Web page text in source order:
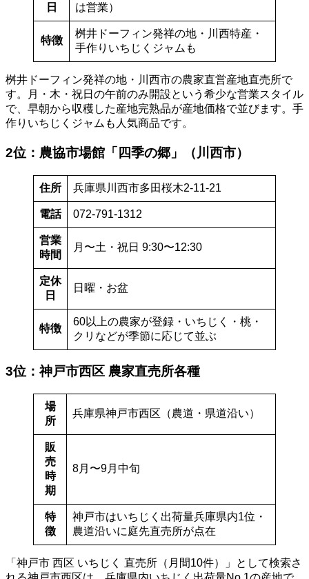
日
は営業）
特徴
桝井ドーフィン発祥の地・川西特産・
手作りいちじくジャムも
桝井ドーフィン発祥の地・川西市の農家直営産地直売所で
す。月・木・祝日の午前のみ開設という希少な営業スタイル
で、早朝から収穫した産地完熟品が産地価格で並びます。手
作りいちじくジャムも人気商品です。
2位：農協市場館「四季の郷」（川西市）
住所 兵庫県川西市多田桜木2-11-21
電話 072-791-1312
営業
時間
月〜土・祝日 9:30〜12:30
定休
日
日曜・お盆
特徴
60以上の農家が登録・いちじく・桃・
クリなどが季節に応じて並ぶ
3位：神戸市西区 農家直売所各種
場
所
兵庫県神戸市西区（農道・県道沿い）
販
売
時
期
8月〜9月中旬
特
徴
神戸市はいちじく出荷量兵庫県内1位・
農道沿いに庭先直売所が点在
「神戸市 西区 いちじく 直売所（月間10件）」として検索さ